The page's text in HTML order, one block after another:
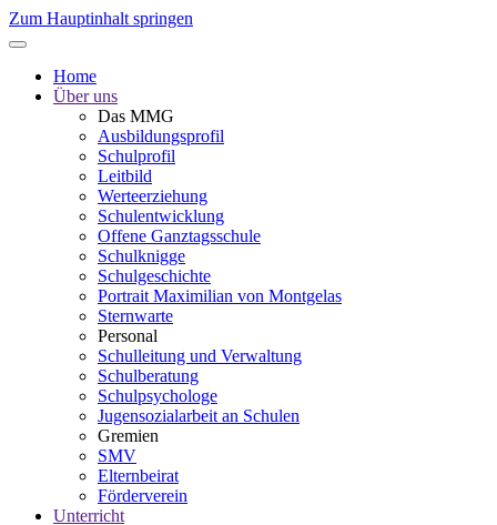
Zum Hauptinhalt springen
Home
Über uns
Das MMG
Ausbildungsprofil
Schulprofil
Leitbild
Werteerziehung
Schulentwicklung
Offene Ganztagsschule
Schulknigge
Schulgeschichte
Portrait Maximilian von Montgelas
Sternwarte
Personal
Schulleitung und Verwaltung
Schulberatung
Schulpsychologe
Jugensozialarbeit an Schulen
Gremien
SMV
Elternbeirat
Förderverein
Unterricht